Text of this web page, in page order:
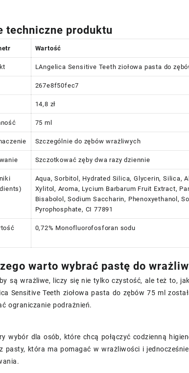
techniczne produktu
Wartość
LAngelica Sensitive Teeth ziołowa pasta do
267e8f50fec7
14,8 zł
75 ml
Szczególnie do zębów wrażliwych
Szczotkować zęby dwa razy dziennie
Aqua, Sorbitol, Hydrated Silica, Glycerin, Silica,
Xylitol, Aroma, Lycium Barbarum Fruit Extract,
Bisabolol, Sodium Saccharin, Phenoxyethanol,
Pyrophosphate, CI 77891
0,72% Monofluorofosforan sodu
warto wybrać pastę do
są wrażliwe, liczy się nie tylko czystość, ale też to,
Sensitive Teeth ziołowa pasta do zębów 75 ml
ograniczanie podrażnień.
wybór dla osób, które chcą połączyć codzienną
pasty, która ma pomagać w wrażliwości i